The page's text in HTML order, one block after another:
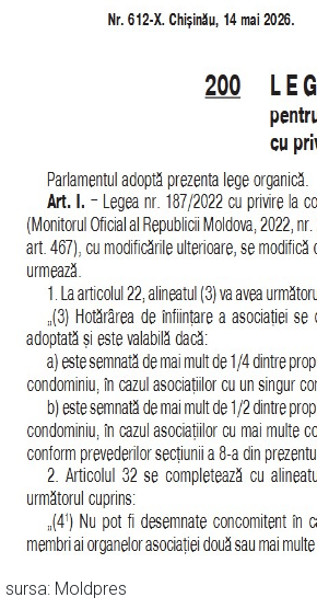
sursa: Moldpres